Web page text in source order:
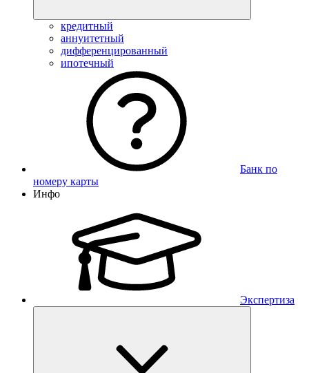
кредитный
аннуитетный
дифференцированный
ипотечный
Банк по
номеру карты
Инфо
Экспертиза